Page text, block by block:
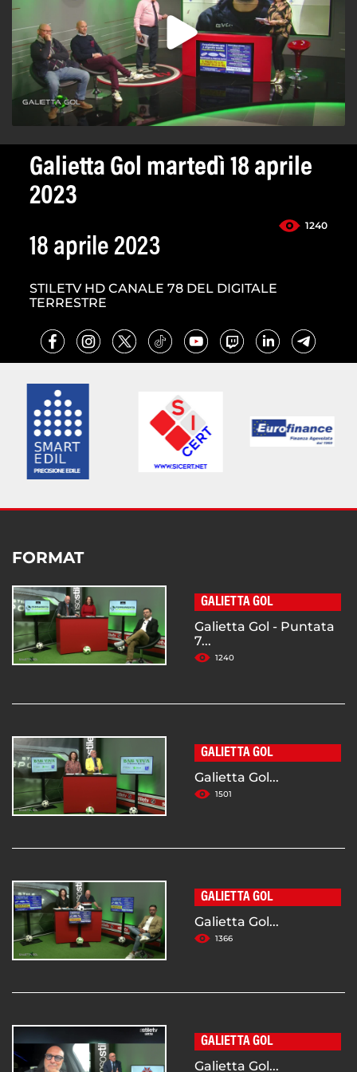
Galietta Gol martedì 18 aprile
2023
1240
18 aprile 2023
STILETV HD CANALE 78 DEL DIGITALE
TERRESTRE
FORMAT
GALIETTA GOL
Galietta Gol - Puntata
7...
1240
GALIETTA GOL
Galietta Gol...
1501
GALIETTA GOL
Galietta Gol...
1366
GALIETTA GOL
Galietta Gol...